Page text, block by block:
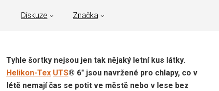
Diskuze Značka
Tyhle šortky nejsou jen tak nějaký letní kus látky.
Helikon-Tex UTS® 6" jsou navržené pro chlapy, co v
létě nemají čas se potit ve městě nebo v lese bez